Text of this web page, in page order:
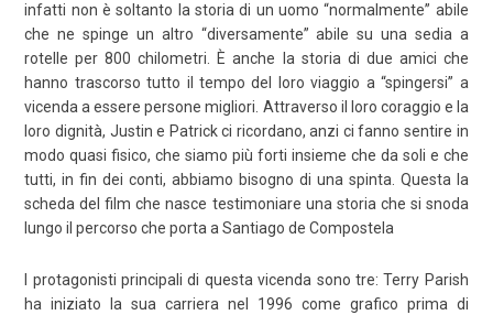
infatti non è soltanto la storia di un uomo “normalmente” abile
che ne spinge un altro “diversamente” abile su una sedia a
rotelle per 800 chilometri. È anche la storia di due amici che
hanno trascorso tutto il tempo del loro viaggio a “spingersi” a
vicenda a essere persone migliori. Attraverso il loro coraggio e la
loro dignità, Justin e Patrick ci ricordano, anzi ci fanno sentire in
modo quasi fisico, che siamo più forti insieme che da soli e che
tutti, in fin dei conti, abbiamo bisogno di una spinta. Questa la
scheda del film che nasce testimoniare una storia che si snoda
lungo il percorso che porta a Santiago de Compostela
I protagonisti principali di questa vicenda sono tre: Terry Parish
ha iniziato la sua carriera nel 1996 come grafico prima di